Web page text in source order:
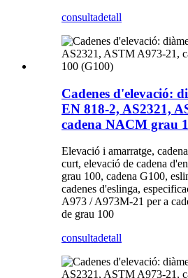
consultadetall
Cadenes d'elevació:
EN 818-2, AS2321,
cadena NACM grau
Elevació i amarratge,
curt, elevació de cadena
grau 100, cadena G100,
cadenes d'eslinga,
A973 / A973M-21 per a
de grau 100
consultadetall